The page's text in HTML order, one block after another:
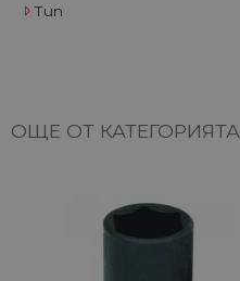
Тип
ОЩЕ ОТ КАТЕГОРИЯТА